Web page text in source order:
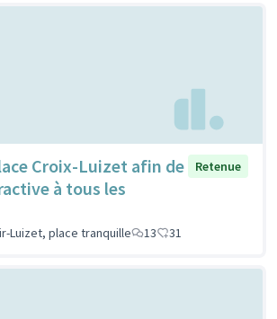
Croix-Luizet afin de
à tous les
Retenue
Luizet, place tranquille 13 31